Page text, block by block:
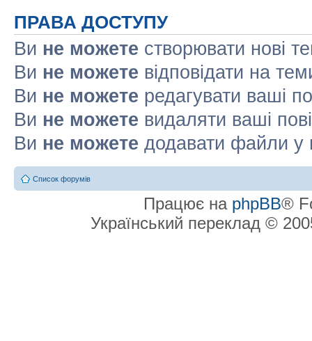
ПРАВА ДОСТУПУ
Ви не можете створювати нові
Ви не можете відповідати на
Ви не можете редагувати ваші
Ви не можете видаляти ваші
Ви не можете додавати файли у
Список форумів
Працює на phpBB®
Український переклад ©